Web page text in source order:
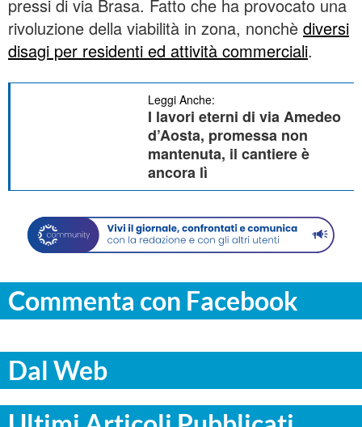
pressi di via Brasa. Fatto che ha provocato una
rivoluzione della viabilità in zona, nonchè diversi
disagi per residenti ed attività commerciali.
Leggi Anche:
I lavori eterni di via Amedeo
d’Aosta, promessa non
mantenuta, il cantiere è
ancora lì
Commenta con Facebook
Dal Web